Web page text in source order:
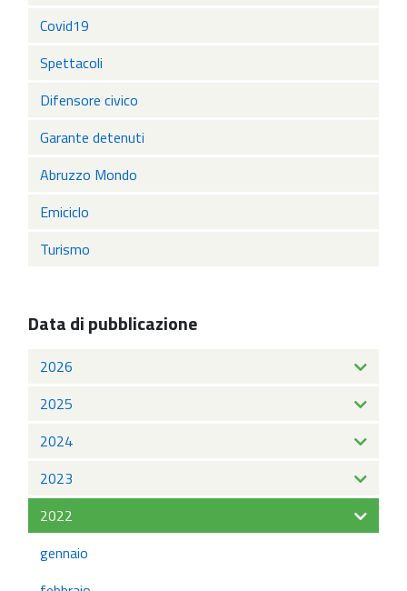
Covid19
Spettacoli
Difensore civico
Garante detenuti
Abruzzo Mondo
Emiciclo
Turismo
Data di pubblicazione
2026
2025
2024
2023
2022
gennaio